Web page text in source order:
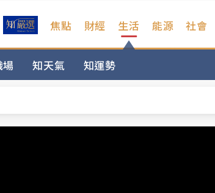
焦點 財經 生活
場 知天氣 知運勢
能源 社會
複雜 觀旅局回應了
聲請遭駁 理由曝光
塞車 周六起展出延長至晚上7時